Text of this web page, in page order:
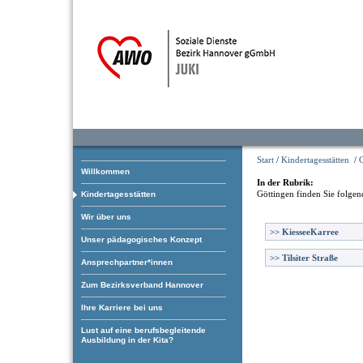
Willkommen
Kindertagesstätten
Wir über uns
Unser pädagogisches Konzept
Ansprechpartner*innen
Zum Bezirksverband Hannover
Ihre Karriere bei uns
Lust auf eine berufsbegleitende
Ausbildung in der Kita?
Start / Kindertagesstätten /
In der Rubrik:
Göttingen finden Sie
>> KiesseeKarree
>> Tilsiter Straße